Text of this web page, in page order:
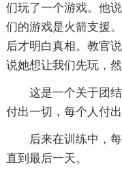
们玩了一个游戏。他
们的游戏是火箭支援
后才明白真相。教官
说她想让我们先玩，
这是一个关于团
付出一切，每个人付出
后来在训练中，
直到最后一天。